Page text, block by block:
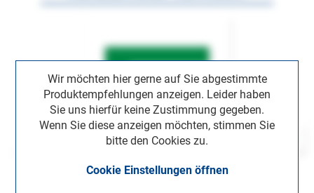
Wir möchten hier gerne auf Sie abgestimmte
Produktempfehlungen anzeigen. Leider haben
Sie uns hierfür keine Zustimmung gegeben.
Wenn Sie diese anzeigen möchten, stimmen Sie
bitte den Cookies zu.
Cookie Einstellungen öffnen